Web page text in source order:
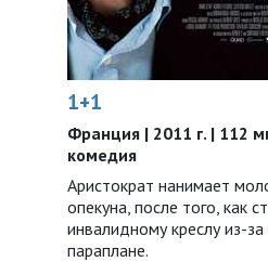
1+1
Франция | 2011 г. | 112
комедия
Аристократ нанимает
опекуна, после того, как
инвалидному креслу из-
параплане.